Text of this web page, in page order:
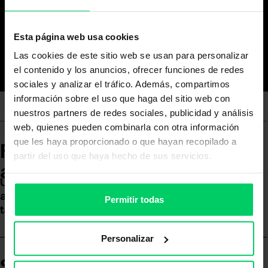
Esta página web usa cookies
Las cookies de este sitio web se usan para personalizar
el contenido y los anuncios, ofrecer funciones de redes
sociales y analizar el tráfico. Además, compartimos
información sobre el uso que haga del sitio web con
nuestros partners de redes sociales, publicidad y análisis
web, quienes pueden combinarla con otra información
que les haya proporcionado o que hayan recopilado a
partir del uso que haya hecho de sus servicios.
Permitir todas
Personalizar
Fuerza de extracción
ajustable en 3 niveles.
Una unidad de extracción para todas las
aplicaciones, independientemente del peso y el
tamaño del frontal del mueble.